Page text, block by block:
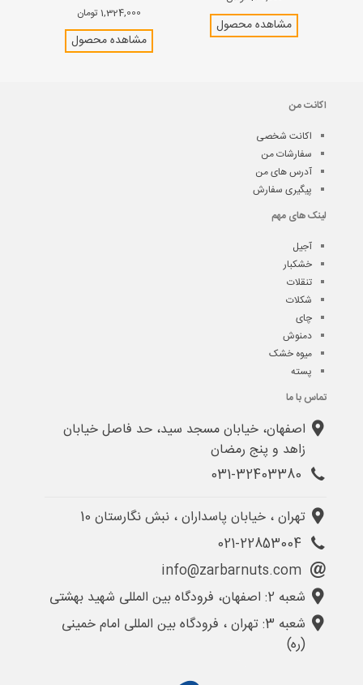
مشاهده محصول
1,324,000 تومان
مشاهده محصول
اکانت من
اکانت شخصی
سفارشات من
آدرس های من
پیگیری سفارش
لینک های مهم
آجیل
خشکبار
تنقلات
شکلات
چای
دمنوش
میوه خشک
پسته
تماس با ما
اصفهان، خیابان مسجد سید، حد فاصل خیابان
زاهد و پنج رمضان
تهران ، خیابان پاسداران ، نبش نگارستان 10
شعبه 2: اصفهان، فرودگاه بین المللی شهید بهشتی
شعبه 3: تهران ، فرودگاه بین المللی امام خمینی
(ره)